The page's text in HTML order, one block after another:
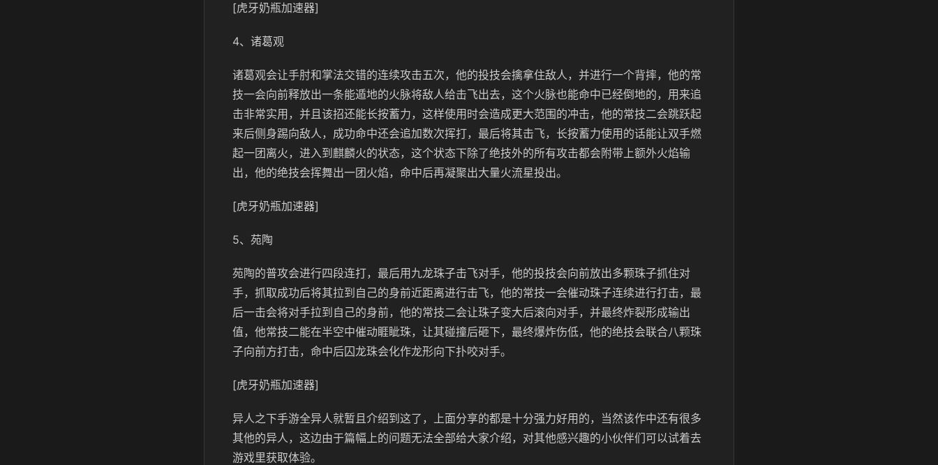
[虎牙奶瓶加速器]
4、诸葛观
诸葛观会让手肘和掌法交错的连续攻击五次，他的投技会擒拿住敌人，并进行一个背摔，他的常
技一会向前释放出一条能遁地的火脉将敌人给击飞出去，这个火脉也能命中已经倒地的，用来追
击非常实用，并且该招还能长按蓄力，这样使用时会造成更大范围的冲击，他的常技二会跳跃起
来后侧身踢向敌人，成功命中还会追加数次挥打，最后将其击飞，长按蓄力使用的话能让双手燃
起一团离火，进入到麒麟火的状态，这个状态下除了绝技外的所有攻击都会附带上额外火焰输
出，他的绝技会挥舞出一团火焰，命中后再凝聚出大量火流星投出。
[虎牙奶瓶加速器]
5、苑陶
苑陶的普攻会进行四段连打，最后用九龙珠子击飞对手，他的投技会向前放出多颗珠子抓住对
手，抓取成功后将其拉到自己的身前近距离进行击飞，他的常技一会催动珠子连续进行打击，最
后一击会将对手拉到自己的身前，他的常技二会让珠子变大后滚向对手，并最终炸裂形成输出
值，他常技二能在半空中催动睚眦珠，让其碰撞后砸下，最终爆炸伤低，他的绝技会联合八颗珠
子向前方打击，命中后囚龙珠会化作龙形向下扑咬对手。
[虎牙奶瓶加速器]
异人之下手游全异人就暂且介绍到这了，上面分享的都是十分强力好用的，当然该作中还有很多
其他的异人，这边由于篇幅上的问题无法全部给大家介绍，对其他感兴趣的小伙伴们可以试着去
游戏里获取体验。